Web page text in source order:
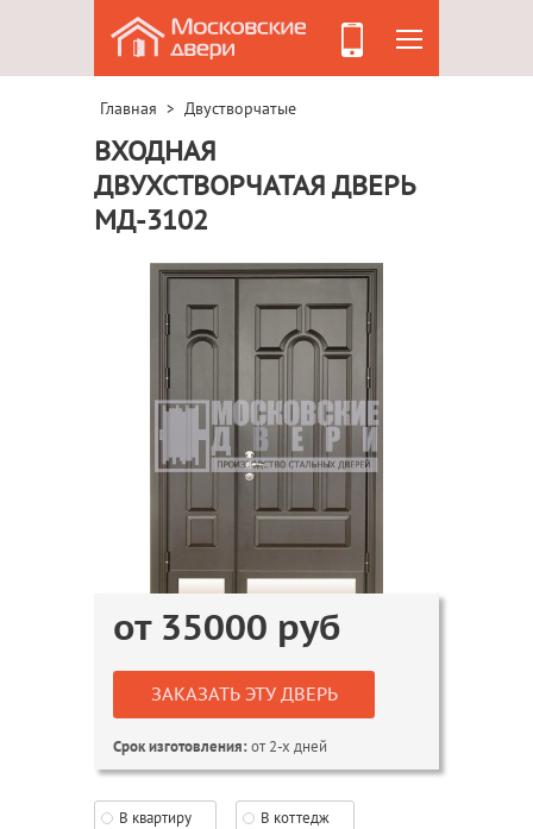
Главная > Двустворчатые
ВХОДНАЯ
ДВУХСТВОРЧАТАЯ ДВЕРЬ
МД-3102
от 35000 руб
ЗАКАЗАТЬ ЭТУ ДВЕРЬ
Срок изготовления:от 2-х дней
В квартиру В коттедж